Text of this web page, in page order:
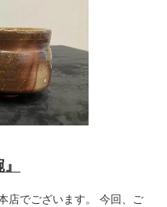
店でございます。 今回、ご